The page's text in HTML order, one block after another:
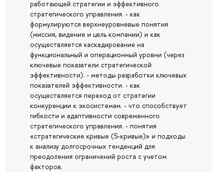
работающей стратегии и эффективного
стратегического управления. - как
формулируются верхнеуровневые понятия
(миссия, видение и цель компании) и как
осуществляется каскадирование на
функциональный и операционный уровни (через
ключевые показатели стратегической
эффективности). - методы разработки ключевых
показателей эффективности. - как
осуществляется переход от стратегии
конкуренции к экосистемам. - что способствует
гибкости и адаптивности современного
стратегического управления. - понятия
«стратегические кривые (S-кривые)» и подходы
к анализу долгосрочных тенденций для
преодоления ограничений роста с учетом
факторов.